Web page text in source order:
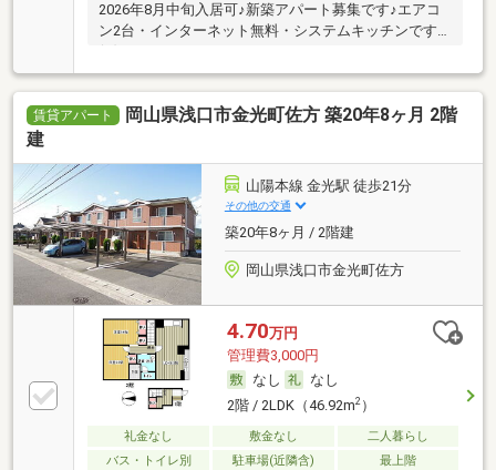
2026年8月中旬入居可♪新築アパート募集です♪エアコ
ン2台・インターネット無料・システムキッチンです
賃貸アパート
岡山県浅口市金光町佐方 築20年8ヶ月 2階
建
山陽本線 金光駅 徒歩21分
その他の交通
築20年8ヶ月 / 2階建
岡山県浅口市金光町佐方
4.70万円
管理費3,000円
なし
なし
2階 / 2LDK（46.92m2）
礼金なし 敷金なし
二人暮らし
バス・トイレ別
駐車場(近隣含) 最上階